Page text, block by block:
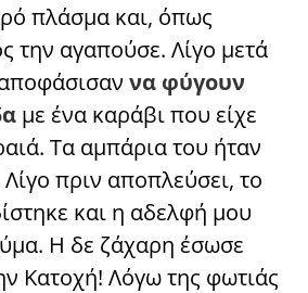
πλάσμα και, όπως
την αγαπούσε. Λίγο μετά
να φύγουν
με ένα καράβι που είχε
Τα αμπάρια του ήταν
πριν αποπλεύσει, το
και η αδελφή μου
Η δε ζάχαρη έσωσε
Κατοχή! Λόγω της φωτιάς